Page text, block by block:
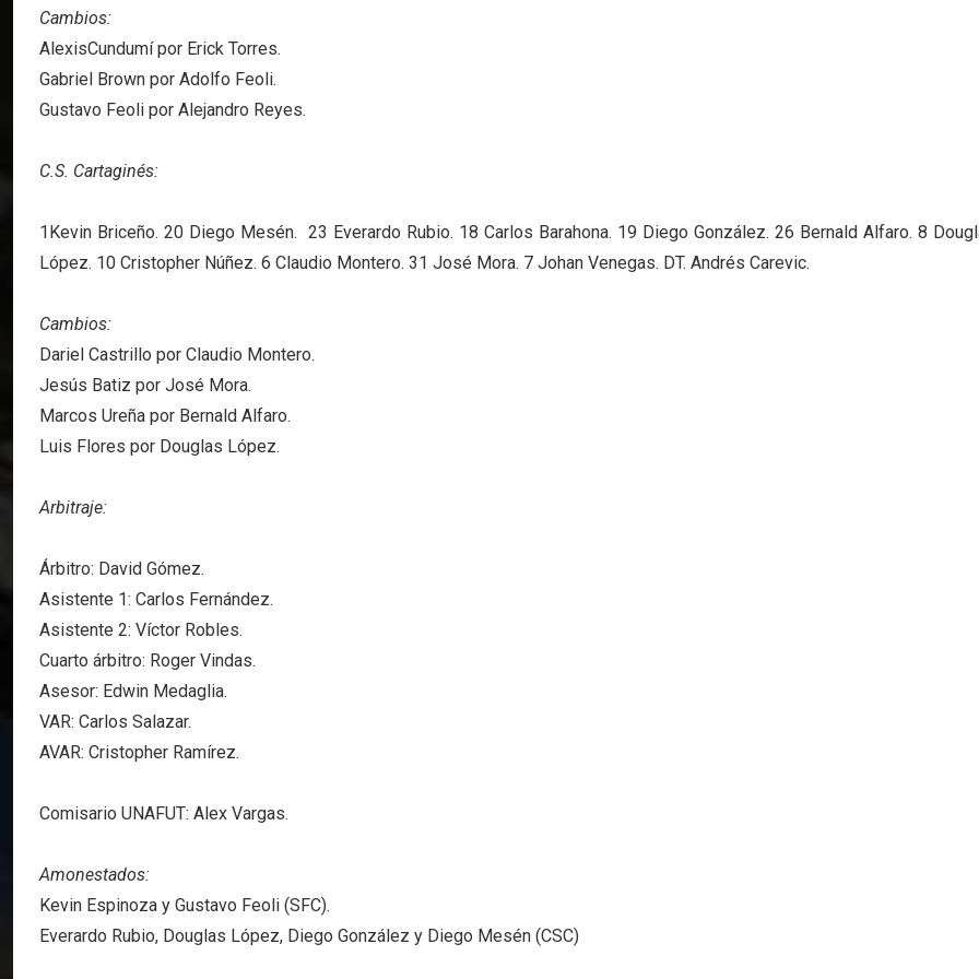
Cambios:
AlexisCundumí por Erick Torres.
Gabriel Brown por Adolfo Feoli.
Gustavo Feoli por Alejandro Reyes.
C.S. Cartaginés:
1Kevin Briceño. 20 Diego Mesén. 23 Everardo Rubio. 18 Carlos Barahona. 19 Diego González. 26 Bernald Alfaro. 8
López. 10 Cristopher Núñez. 6 Claudio Montero. 31 José Mora. 7 Johan Venegas. DT. Andrés Carevic.
Cambios:
Dariel Castrillo por Claudio Montero.
Jesús Batiz por José Mora.
Marcos Ureña por Bernald Alfaro.
Luis Flores por Douglas López.
Arbitraje:
Árbitro: David Gómez.
Asistente 1: Carlos Fernández.
Asistente 2: Víctor Robles.
Cuarto árbitro: Roger Vindas.
Asesor: Edwin Medaglia.
VAR: Carlos Salazar.
AVAR: Cristopher Ramírez.
Comisario UNAFUT: Alex Vargas.
Amonestados:
Kevin Espinoza y Gustavo Feoli (SFC).
Everardo Rubio, Douglas López, Diego González y Diego Mesén (CSC)